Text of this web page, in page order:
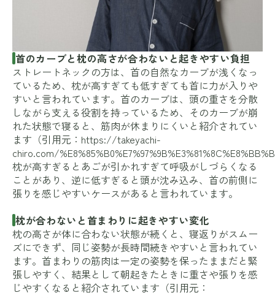
首のカーブと枕の高さが合わないと起きやすい負担
ストレートネックの方は、首の自然なカーブが浅くなっ
ているため、枕が高すぎても低すぎても首に力が入りや
すいと言われています。首のカーブは、頭の重さを分散
しながら支える役割を持っているため、そのカーブが崩
れた状態で寝ると、筋肉が休まりにくいと紹介されてい
ます（引用元： https://takeyachi-
chiro.com/
枕が高すぎるとあごが引かれすぎて呼吸がしづらくなる
ことがあり、逆に低すぎると頭が沈み込み、首の前側に
張りを感じやすいケースがあると言われています。
枕が合わないと首まわりに起きやすい変化
枕の高さが体に合わない状態が続くと、寝返りがスムー
ズにできず、同じ姿勢が長時間続きやすいと言われてい
ます。首まわりの筋肉は一定の姿勢を保ったままだと緊
張しやすく、結果として朝起きたときに重さや張りを感
じやすくなると紹介されています（引用元：